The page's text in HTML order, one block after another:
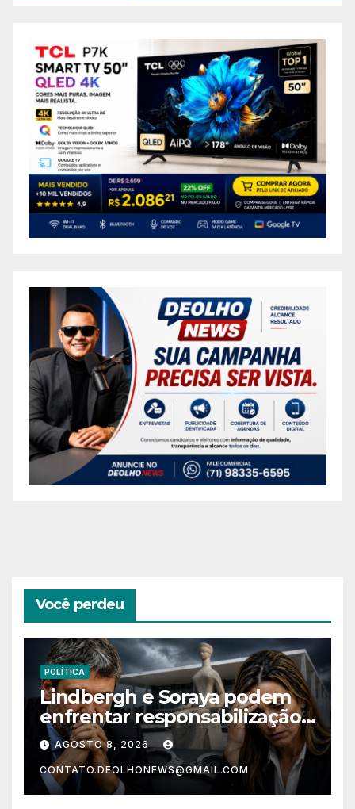
Você perdeu
POLÍTICA
Lindbergh e Soraya podem
enfrentar responsabilização
criminal após acusações
contra Alfredo Gaspar
AGOSTO 8, 2026
CONTATO.DEOLHONEWS@GMAIL.COM